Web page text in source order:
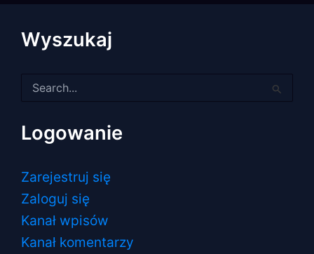
Wyszukaj
dla:
Logowanie
Zarejestruj się
Zaloguj się
Kanał wpisów
Kanał komentarzy